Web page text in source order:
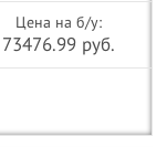
Цена на б/у:
73476.99 руб.